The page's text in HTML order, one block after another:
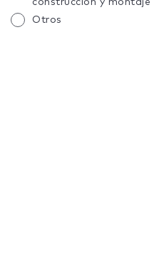
construcción y montaje
Otros